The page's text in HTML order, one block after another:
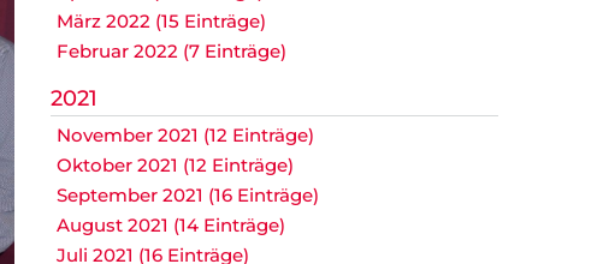
März 2022 (15 Einträge)
Februar 2022 (7 Einträge)
2021
November 2021 (12 Einträge)
Oktober 2021 (12 Einträge)
September 2021 (16 Einträge)
August 2021 (14 Einträge)
Juli 2021 (16 Einträge)